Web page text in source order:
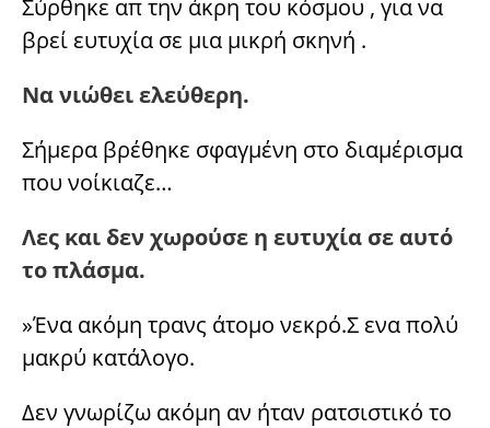
Σύρθηκε απ την άκρη του κόσμου , για να
βρεί ευτυχία σε μια μικρή σκηνή .
Να νιώθει ελεύθερη.
Σήμερα βρέθηκε σφαγμένη στο διαμέρισμα
που νοίκιαζε…
Λες και δεν χωρούσε η ευτυχία σε αυτό
το πλάσμα.
»Ένα ακόμη τρανς άτομο νεκρό.Σ ενα πολύ
μακρύ κατάλογο.
Δεν γνωρίζω ακόμη αν ήταν ρατσιστικό το